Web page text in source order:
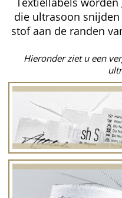
die ultrasoon
stof aan de randen
Hieronder ziet u een